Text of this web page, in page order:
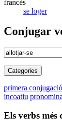
francès
se loger
Conjugar
Categories
primera conjugació
incoatiu
Els verbs més